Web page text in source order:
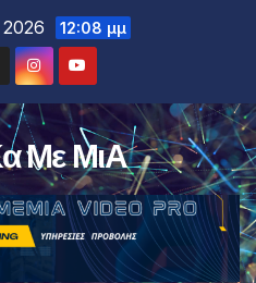
12:08 μμ
Με ΜιΑ